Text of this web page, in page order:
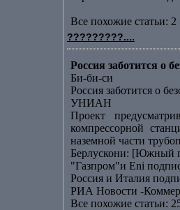
Все похожие статьи: 2
?????????....
Россия заботится о
Би-би-си
Россия заботится о
УНИАН
Проект
компрессорной
наземной части
Берлускони: [Южный
"Газпром"и Еni
Россия и Италия
РИА Новости -
Все похожие статьи: